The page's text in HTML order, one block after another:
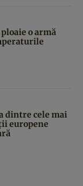
o armă
dintre cele mai
europene